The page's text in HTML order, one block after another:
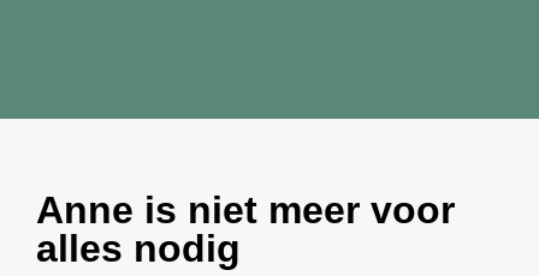
Anne is niet meer voor
alles nodig